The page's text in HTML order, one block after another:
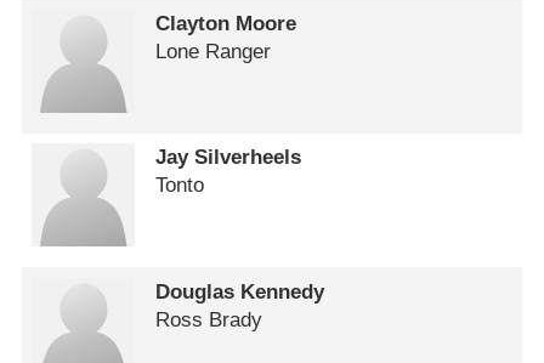
Clayton Moore
Lone Ranger
Jay Silverheels
Tonto
Douglas Kennedy
Ross Brady